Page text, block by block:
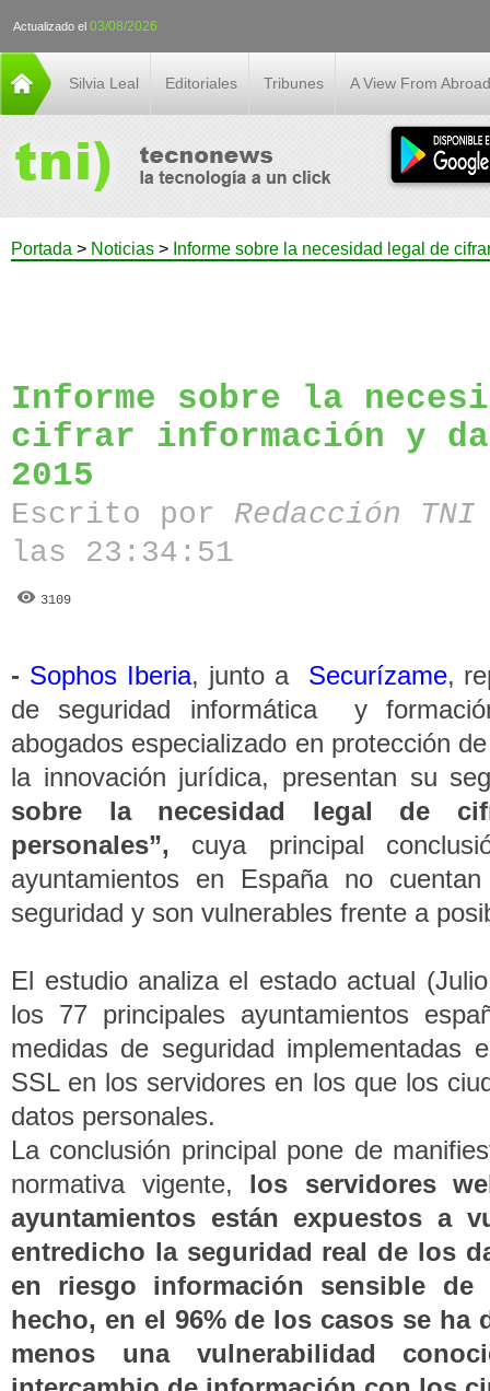
Actualizado el 03/08/2026
Silvia Leal Editoriales Tribunes A View From Abroad
Portada > Noticias > Informe sobre la necesidad legal de
Informe sobre la
cifrar información y
2015
Escrito por Redacción
las 23:34:51
3109
- Sophos Iberia, junto a Securízame,
de seguridad informática y
abogados especializado en protección
la innovación jurídica, presentan su
sobre la necesidad legal de
personales”, cuya principal
ayuntamientos en España no
seguridad y son vulnerables frente a
El estudio analiza el estado actual
los 77 principales ayuntamientos
medidas de seguridad implementadas
SSL en los servidores en los que los
datos personales.
La conclusión principal pone de
normativa vigente, los servidores
ayuntamientos están expuestos a
entredicho la seguridad real de los
en riesgo información sensible de
hecho, en el 96% de los casos se ha
menos una vulnerabilidad